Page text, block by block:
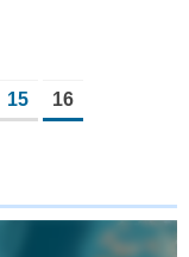
15 16